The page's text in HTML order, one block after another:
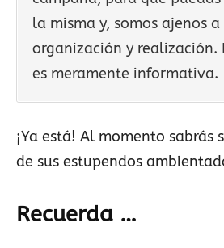
la misma y, somos ajenos a
organización y realización.
es meramente informativa.
¡Ya está! Al momento sabrás
de sus estupendos
Recuerda …